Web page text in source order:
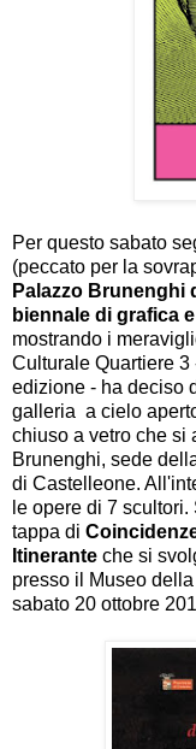
Per questo sabato
(peccato per la
Palazzo Brunenghi
biennale di grafica
mostrando i
Culturale Quartiere
edizione - ha deciso
galleria a cielo
chiuso a vetro che si
Brunenghi, sede
di Castelleone.
le opere di 7
tappa di
Itinerante che si
presso il Museo
sabato 20 ottobre